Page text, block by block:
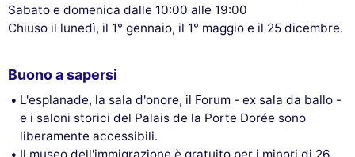
Sabato e domenica dalle 10:00 alle 19:00
Chiuso il lunedì, il 1° gennaio, il 1° maggio e il 25 dicembre.
Buono a sapersi
L'esplanade, la sala d'onore, il Forum - ex sala da ballo -
e i saloni storici del Palais de la Porte Dorée sono
liberamente accessibili.